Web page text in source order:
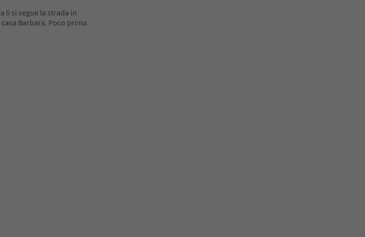
lì si segue la strada in
Barbara. Poco prima